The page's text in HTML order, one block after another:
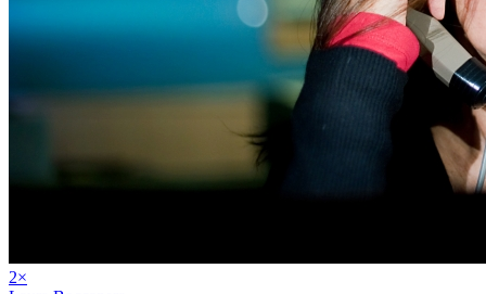
2×